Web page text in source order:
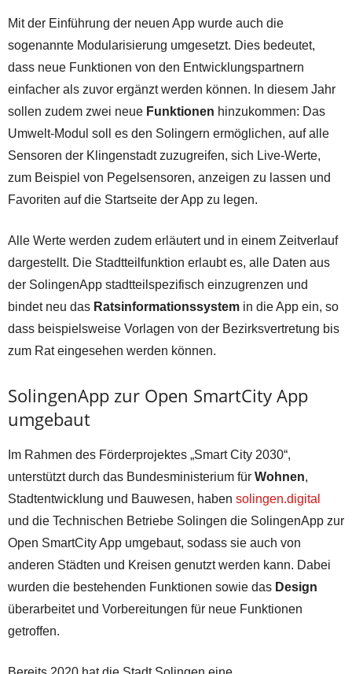
Mit der Einführung der neuen App wurde auch die
sogenannte Modularisierung umgesetzt. Dies bedeutet,
dass neue Funktionen von den Entwicklungspartnern
einfacher als zuvor ergänzt werden können. In diesem Jahr
sollen zudem zwei neue Funktionen hinzukommen: Das
Umwelt-Modul soll es den Solingern ermöglichen, auf alle
Sensoren der Klingenstadt zuzugreifen, sich Live-Werte,
zum Beispiel von Pegelsensoren, anzeigen zu lassen und
Favoriten auf die Startseite der App zu legen.
Alle Werte werden zudem erläutert und in einem Zeitverlauf
dargestellt. Die Stadtteilfunktion erlaubt es, alle Daten aus
der SolingenApp stadtteilspezifisch einzugrenzen und
bindet neu das Ratsinformationssystem in die App ein, so
dass beispielsweise Vorlagen von der Bezirksvertretung bis
zum Rat eingesehen werden können.
SolingenApp zur Open SmartCity App
umgebaut
Im Rahmen des Förderprojektes „Smart City 2030“,
unterstützt durch das Bundesministerium für Wohnen,
Stadtentwicklung und Bauwesen, haben solingen.digital
und die Technischen Betriebe Solingen die SolingenApp zur
Open SmartCity App umgebaut, sodass sie auch von
anderen Städten und Kreisen genutzt werden kann. Dabei
wurden die bestehenden Funktionen sowie das Design
überarbeitet und Vorbereitungen für neue Funktionen
getroffen.